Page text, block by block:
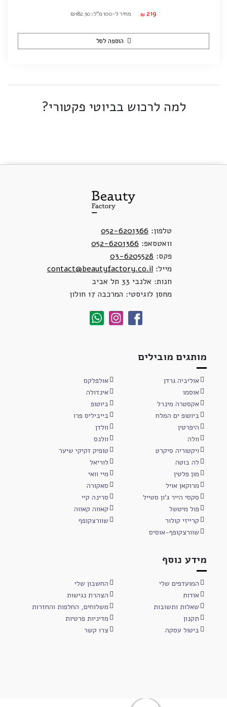
₪ 219 מחיר ל-100 מ"ל: ₪182.50
הוספה לסל
למה לרכוש בביוטי פקטורי?
טלפון: 052-6201366
וואטסאפ: 052-6201366
פקס: 03-6205528
מייל: contact@beautyfactory.co.il
חנות: אלנבי 33 תל אביב
מחסן לוגיסטי: המרכבה 17 חולון
מותגים מובילים
אוליביה גרדן
אולפלקס
אוסמו
אינדולה
אקסטרה מינרל
ביוטופ
ביוטופ ים המלח
בייביליס פרו
היפרטין
וולדן
וולה
וולנס
ויקטוריה סיקרט
טופיק זקיקי שיער
לה בוטה
לוריאל
מון פלטין
מיי וואי
מרוקאן אויל
סאקורה
סקסי הייר ג'ון סטייל
סרינה קיי
פול מיטשל
קאווה קאווה
קרייזי קולור
שוורצקופף
שוורצקופף-אוסיס
מידע נוסף
המועדפים שלי
החשבון שלי
אודות
הצהרת נגישות
שאלות ותשובות
משלוחים, החלפות והחזרות
תקנון
מדיניות פרטיות
ביטול עסקה
צרו קשר